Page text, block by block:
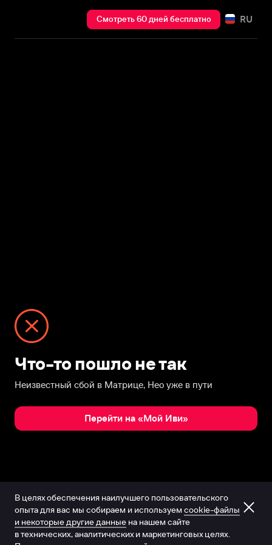
Смотреть 60 дней бесплатно RU
Что-то пошло не так
Неизвестный сбой в Матрице, Нео уже в пути
Перейти на «Мой Иви»
В целях обеспечения наилучшего пользовательского
опыта для вас мы собираем и используем cookie-файлы
и некоторые другие данные на нашем сайте
в технических, аналитических и маркетинговых целях.